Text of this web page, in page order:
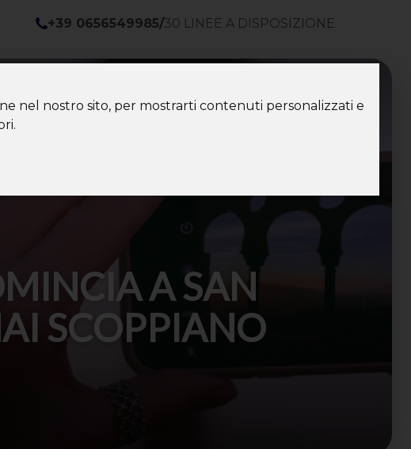
nel nostro sito, per mostrarti contenuti personalizzati e
+39 0656549985/30 LINEE A DISPOSIZIONE
A SAN
SCOPPIANO